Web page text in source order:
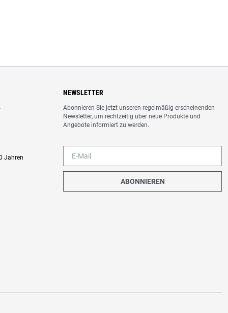
Jahren
NEWSLETTER
Abonnieren Sie jetzt unseren regelmäßig erscheinenden
Newsletter, um rechtzeitig über neue Produkte und
Angebote informiert zu werden.
ABONNIEREN